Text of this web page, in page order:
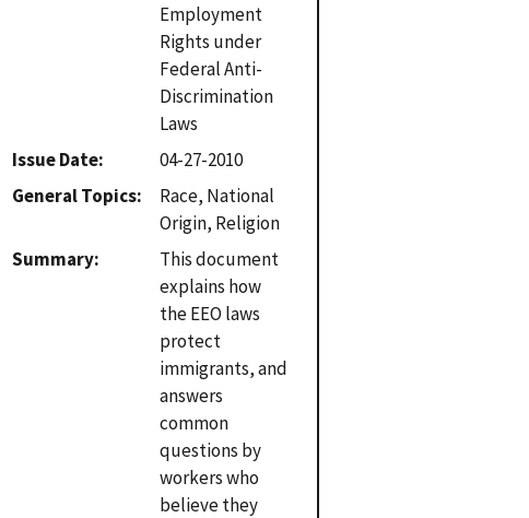
Employment
Rights under
Federal Anti-
Discrimination
Laws
Issue Date
04-27-2010
General Topics
Race, National
Origin, Religion
Summary
This document
explains how
the EEO laws
protect
immigrants, and
answers
common
questions by
workers who
believe they